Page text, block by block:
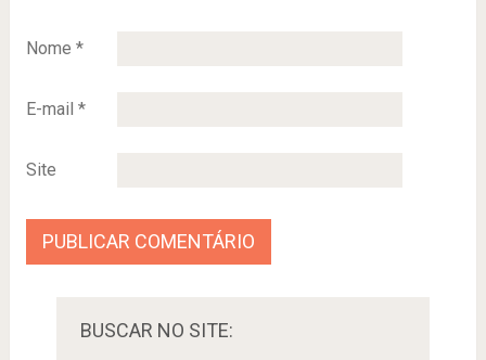
Nome *
E-mail *
Site
BUSCAR NO SITE: